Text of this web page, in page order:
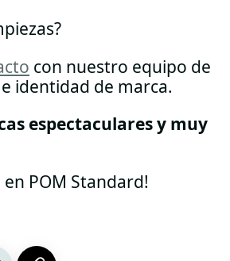
con nuestro equipo de
identidad de marca.
espectaculares y muy
en POM Standard!